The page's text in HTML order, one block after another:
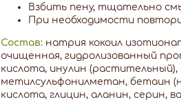
Взбить пену, тщательно
При необходимости
Состав: натрия кокоил
очищенная, гидролизованный
кислота, инулин
метилсульфонилметан, бетаин
кислота, глицин, аланин, серин,